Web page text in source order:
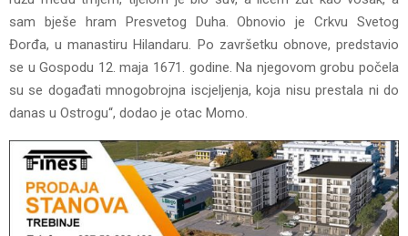
sam bješe hram Presvetog Duha. Obnovio je Crkvu Svetog
Đorđa, u manastiru Hilandaru. Po završetku obnove, predstavio
se u Gospodu 12. maja 1671. godine. Na njegovom grobu počela
su se događati mnogobrojna iscjeljenja, koja nisu prestala ni do
danas u Ostrogu“, dodao je otac Momo.